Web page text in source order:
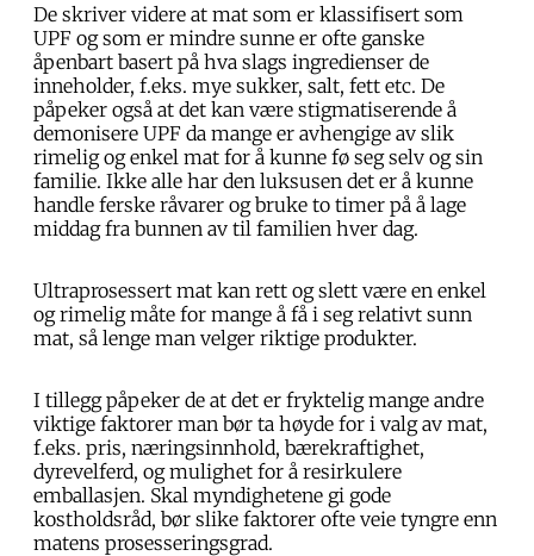
De skriver videre at mat som er klassifisert som
UPF og som er mindre sunne er ofte ganske
åpenbart basert på hva slags ingredienser de
inneholder, f.eks. mye sukker, salt, fett etc. De
påpeker også at det kan være stigmatiserende å
demonisere UPF da mange er avhengige av slik
rimelig og enkel mat for å kunne fø seg selv og sin
familie. Ikke alle har den luksusen det er å kunne
handle ferske råvarer og bruke to timer på å lage
middag fra bunnen av til familien hver dag.
Ultraprosessert mat kan rett og slett være en enkel
og rimelig måte for mange å få i seg relativt sunn
mat, så lenge man velger riktige produkter.
I tillegg påpeker de at det er fryktelig mange andre
viktige faktorer man bør ta høyde for i valg av mat,
f.eks. pris, næringsinnhold, bærekraftighet,
dyrevelferd, og mulighet for å resirkulere
emballasjen. Skal myndighetene gi gode
kostholdsråd, bør slike faktorer ofte veie tyngre enn
matens prosesseringsgrad.